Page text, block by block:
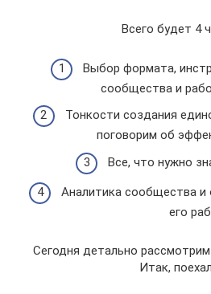
Всего будет 4
Выбор формата,
сообщества и
Тонкости создания
поговорим об
Все, что нужно
Аналитика сообщества
его
Сегодня детально
Итак,